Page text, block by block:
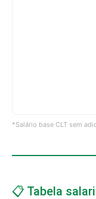
*Salário base CLT sem
📋 Tabela